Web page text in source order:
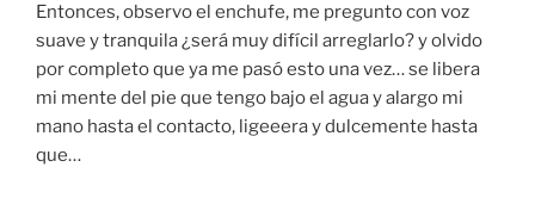
Entonces, observo el enchufe, me pregunto con voz
suave y tranquila ¿será muy difícil arreglarlo? y olvido
por completo que ya me pasó esto una vez… se libera
mi mente del pie que tengo bajo el agua y alargo mi
mano hasta el contacto, ligeeera y dulcemente hasta
que…